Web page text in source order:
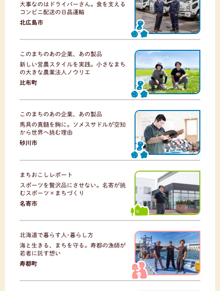
大事なのはドライバーさん。食を支える
コンビニ配送の日晶運輸
北広島市
このまちのあの企業、あの製品
新しい営農スタイルを実践。小さなまち
の大きな農業法人ノウリエ
比布町
このまちのあの企業、あの製品
馬具の真髄を胸に。ソメスサドルが空知
から世界へ挑む理由
砂川市
まちおこしレポート
スポーツを贅沢品にさせない。名寄が挑
むスポーツ×まちづくり
名寄市
北海道で暮らす人･暮らし方
海と生きる、まちを守る。寿都の漁師が
若者に託す想い
寿都町